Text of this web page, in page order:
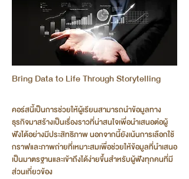
Bring Data to Life Through Storytelling
คอร์สนี้เป็นการช่วยให้ผู้เรียนสามารถนำข้อมูลทาง
ธุรกิจมาสร้างเป็นเรื่องราวที่น่าสนใจเพื่อนำเสนอต่อผู้
ฟังได้อย่างมีประสิทธิภาพ นอกจากนี้ยังเน้นการเลือกใช้
กราฟและภาพถ่ายที่เหมาะสมเพื่อช่วยให้ข้อมูลที่นำเสนอ
เป็นมาตรฐานและเข้าถึงได้ง่ายขึ้นสำหรับผู้ฟังทุกคนที่มี
ส่วนเกี่ยวข้อง